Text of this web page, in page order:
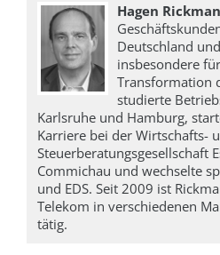
Hagen
Deutschland
insbesondere
Transformation
studierte
Karlsruhe und Hamburg,
Karriere bei der Wirtschafts-
Steuerberatungsgesellschaft
Commichau und wechselte
und EDS. Seit 2009 ist
Telekom in verschiedenen
tätig.